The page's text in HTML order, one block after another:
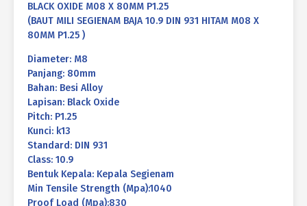
BLACK OXIDE M08 X 80MM P1.25
(BAUT MILI SEGIENAM BAJA 10.9 DIN 931 HITAM M08 X
80MM P1.25 )
Diameter: M8
Panjang: 80mm
Bahan: Besi Alloy
Lapisan: Black Oxide
Pitch: P1.25
Kunci: k13
Standard: DIN 931
Class: 10.9
Bentuk Kepala: Kepala Segienam
Min Tensile Strength (Mpa):1040
Proof Load (Mpa):830